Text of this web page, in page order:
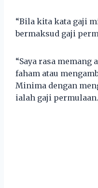
“Bila kita kata gaji
bermaksud gaji
“Saya rasa memang
faham atau
Minima dengan
ialah gaji permulaan.